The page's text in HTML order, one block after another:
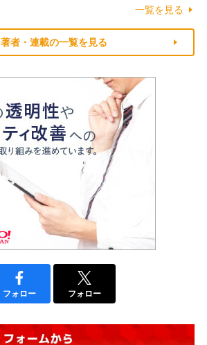
一覧を見る
著者・連載の一覧を見る
フォロー フォロー